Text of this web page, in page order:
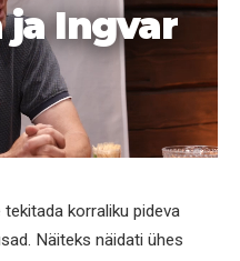
ja Ingvar
korraliku pideva
Näiteks näidati ühes